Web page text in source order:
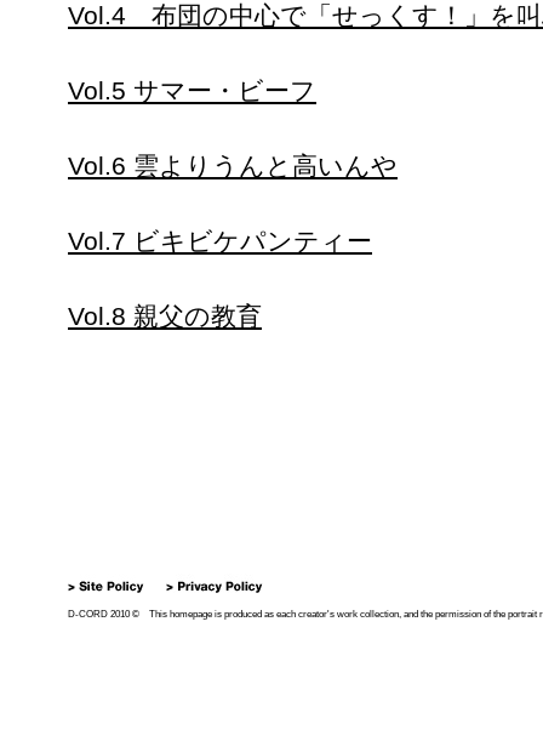
Vol.4 布団の中心で「せっくす！」を
Vol.5 サマー・ビーフ
Vol.6 雲よりうんと高いんや
Vol.7 ビキビケパンティー
Vol.8 親父の教育
D-CORD 2010 © This homepage is produced as each creator's work collection, and the permission of the portrait